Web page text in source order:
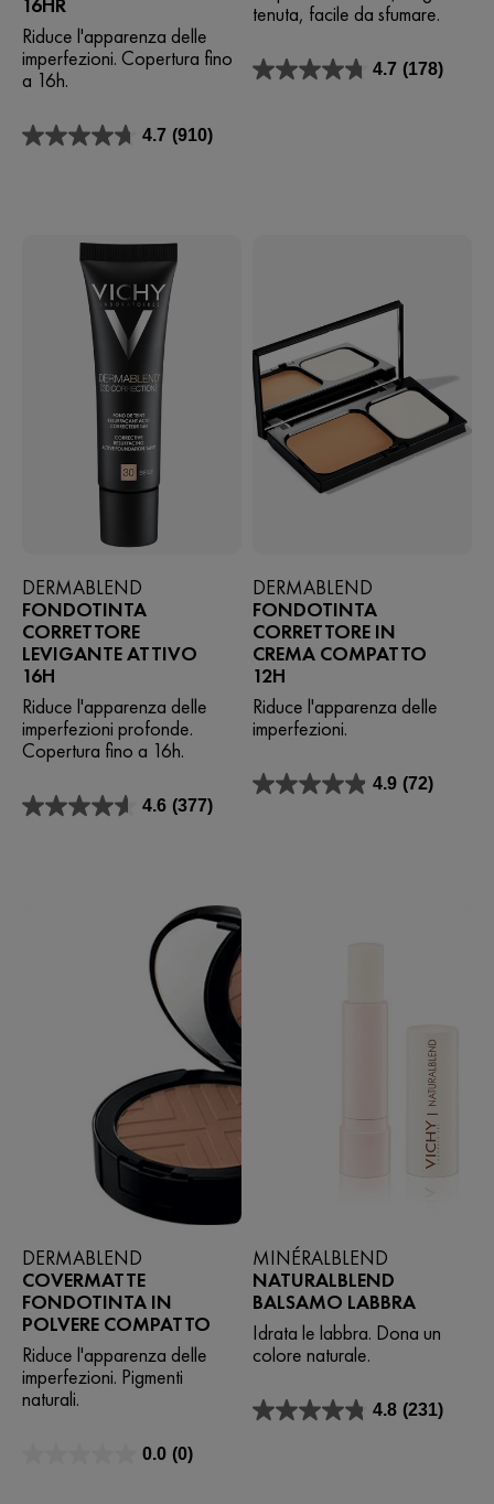
16HR
Riduce l'apparenza delle
imperfezioni. Copertura fino
a 16h.
4.7 (910)
4.7
recensioni
tenuta, facile da sfumare.
4.7 (178)
4.7
DERMABLEND
FONDOTINTA
CORRETTORE
LEVIGANTE ATTIVO
16H
Riduce l'apparenza delle
imperfezioni profonde.
Copertura fino a 16h.
4.6 (377)
4.6
DERMABLEND
FONDOTINTA
CORRETTORE IN
CREMA COMPATTO
12H
Riduce l'apparenza delle
imperfezioni.
4.9 (72)
4.9
DERMABLEND
COVERMATTE
FONDOTINTA IN
POLVERE COMPATTO
Riduce l'apparenza delle
imperfezioni. Pigmenti
naturali.
0.0 (0)
MINÉRALBLEND
NATURALBLEND
BALSAMO LABBRA
Idrata le labbra. Dona un
colore naturale.
4.8 (231)
4.8